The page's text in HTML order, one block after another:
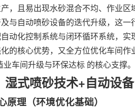
，且易出现水砂混合不均、作业区
与自动喷砂设备的迭代升级，这一
动化控制系统与闭环循环系统，
的核心优势，又全方位优化车间作
车间升级与环保达标 的核心支撑。
湿式喷砂技术+自动设
原理（环境优化基础）